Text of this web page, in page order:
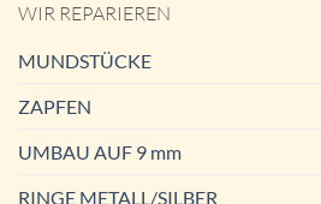
WIR REPARIEREN
MUNDSTÜCKE
ZAPFEN
UMBAU AUF 9 mm
RINGE METALL/SILBER